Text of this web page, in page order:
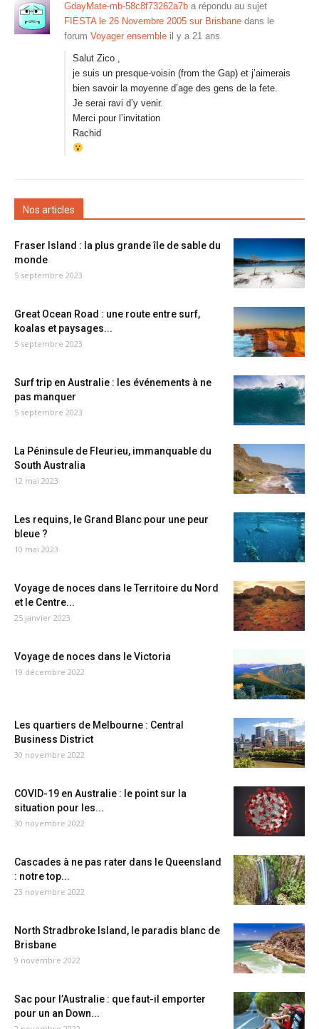
GdayMate-mb-58c8f73262a7b a répondu au sujet
FIESTA le 26 Novembre 2005 sur Brisbane dans le
forum Voyager ensemble il y a 21 ans
Salut Zico ,
je suis un presque-voisin (from the Gap) et j’aimerais
bien savoir la moyenne d’age des gens de la fete.
Je serai ravi d’y venir.
Merci pour l’invitation
Rachid
Nos articles
Fraser Island : la plus grande île de sable du
monde
5 septembre 2023
Great Ocean Road : une route entre surf,
koalas et paysages...
5 septembre 2023
Surf trip en Australie : les événements à ne
pas manquer
5 septembre 2023
La Péninsule de Fleurieu, immanquable du
South Australia
12 mai 2023
Les requins, le Grand Blanc pour une peur
bleue ?
10 mai 2023
Voyage de noces dans le Territoire du Nord
et le Centre...
25 janvier 2023
Voyage de noces dans le Victoria
19 décembre 2022
Les quartiers de Melbourne : Central
Business District
30 novembre 2022
COVID-19 en Australie : le point sur la
situation pour les...
30 novembre 2022
Cascades à ne pas rater dans le Queensland
: notre top...
23 novembre 2022
North Stradbroke Island, le paradis blanc de
Brisbane
9 novembre 2022
Sac pour l’Australie : que faut-il emporter
pour un an Down...